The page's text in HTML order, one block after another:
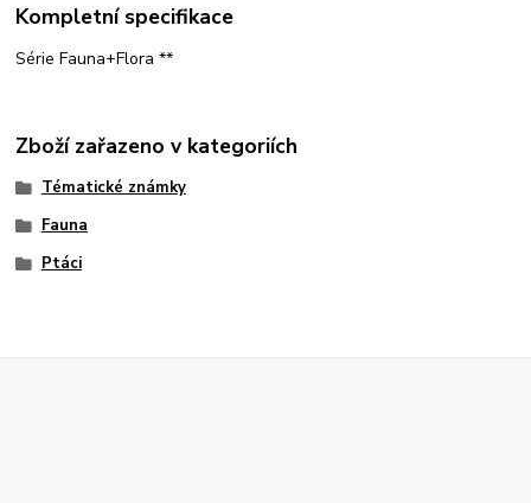
Kompletní specifikace
Série Fauna+Flora **
Zboží zařazeno v kategoriích
Tématické známky
Fauna
Ptáci